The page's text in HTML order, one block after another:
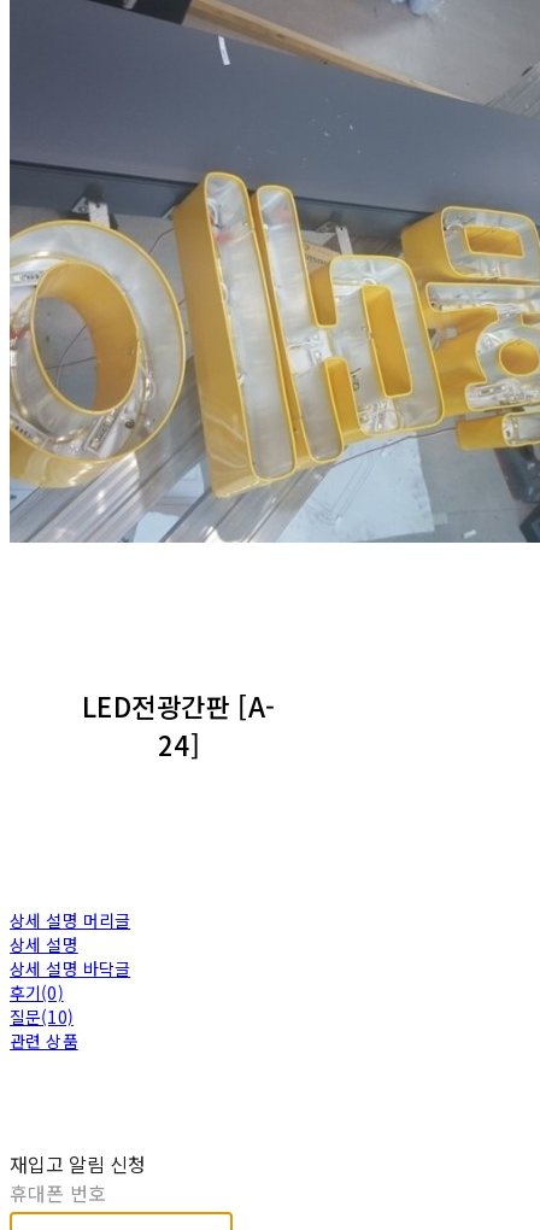
LED전광간판 [A-
24]
상세 설명 머리글
상세 설명
상세 설명 바닥글
후기(0)
질문(10)
관련 상품
재입고 알림 신청
휴대폰 번호